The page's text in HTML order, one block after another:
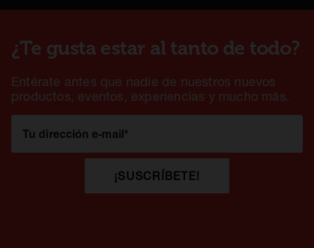
¿Te gusta estar al tanto de todo?
Entérate antes que nadie de nuestros nuevos
productos, eventos, experiencias y mucho más.
Tu dirección e-mail*
¡SUSCRÍBETE!